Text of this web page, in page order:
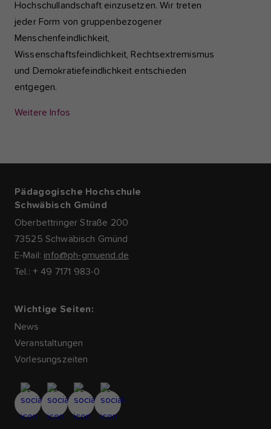
Hochschullandschaft einzusetzen. Wir treten
jeder Form von gruppenbezogener
Menschenfeindlichkeit,
Wissenschaftsfeindlichkeit, Rechtsextremismus
und Demokratiefeindlichkeit entschieden
entgegen.
Weitere Infos
Pädagogische Hochschule
Schwäbisch Gmünd
Oberbettringer Straße 200
73525 Schwäbisch Gmünd
E-Mail: info@ph-gmuend.de
Tel.: + 49 7171 983-0
Wichtige Seiten:
News
Veranstaltungen
Vorlesungszeiten